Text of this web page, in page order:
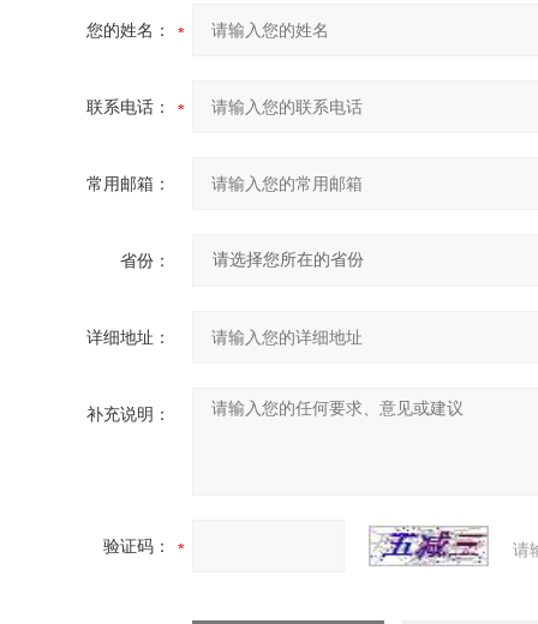
您的姓名：
联系电话：
常用邮箱：
省份：
详细地址：
补充说明：
验证码： 请